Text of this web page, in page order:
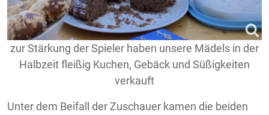
zur Stärkung der Spieler haben unsere Mädels in der
Halbzeit fleißig Kuchen, Gebäck und Süßigkeiten
verkauft
Unter dem Beifall der Zuschauer kamen die beiden